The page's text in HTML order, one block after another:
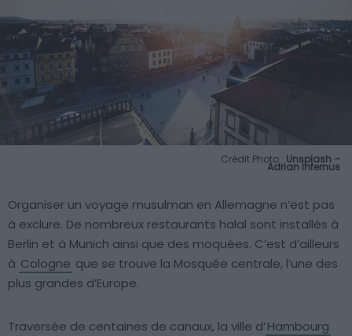
Crédit Photo : Unsplash –
Adrian Infernus
Organiser un voyage musulman en Allemagne n’est pas
à exclure. De nombreux restaurants halal sont installés à
Berlin et à Munich ainsi que des moquées. C’est d’ailleurs
à Cologne que se trouve la Mosquée centrale, l’une des
plus grandes d’Europe.
Traversée de centaines de canaux, la ville d’Hambourg